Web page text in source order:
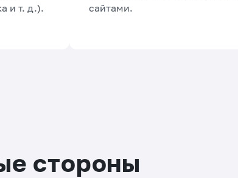
и т. д.).
сайтами.
стороны